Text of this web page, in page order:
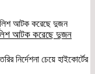
আটক করেছে দুজন